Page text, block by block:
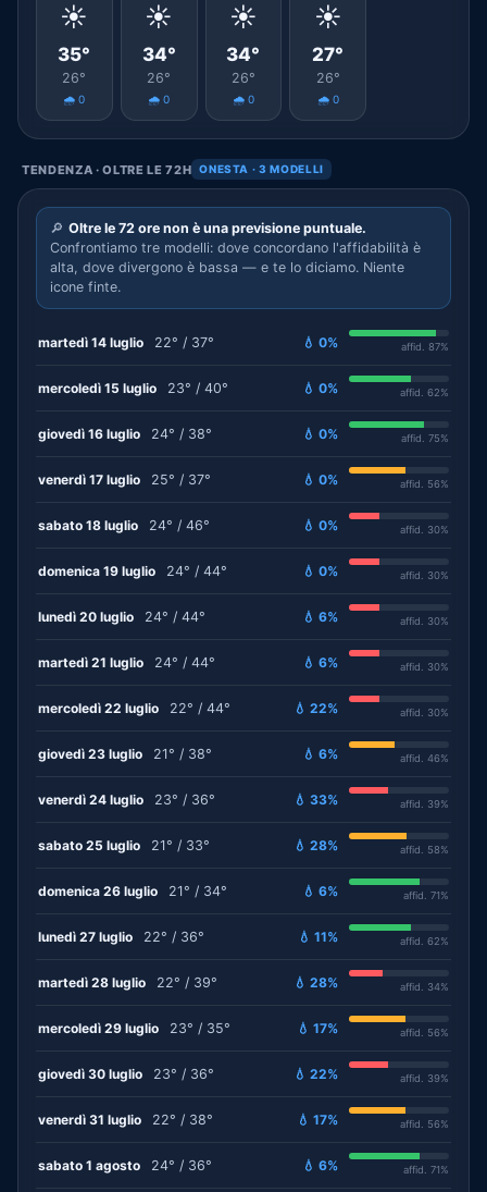
☀️
35°
26°
🌧️ 0
☀️
34°
26°
🌧️ 0
☀️
34°
26°
🌧️ 0
☀️
27°
26°
🌧️ 0
TENDENZA · OLTRE LE 72H ONESTA · 3 MODELLI
🔎 Oltre le 72 ore non è una previsione puntuale.
Confrontiamo tre modelli: dove concordano l'affidabilità è
alta, dove divergono è bassa — e te lo diciamo. Niente
icone finte.
martedì 14 luglio 22° / 37° 💧 0% affid. 87%
mercoledì 15 luglio 23° / 40° 💧 0% affid. 62%
giovedì 16 luglio 24° / 38° 💧 0% affid. 75%
venerdì 17 luglio 25° / 37° 💧 0% affid. 56%
sabato 18 luglio 24° / 46° 💧 0% affid. 30%
domenica 19 luglio 24° / 44° 💧 0% affid. 30%
lunedì 20 luglio 24° / 44° 💧 6% affid. 30%
martedì 21 luglio 24° / 44° 💧 6% affid. 30%
mercoledì 22 luglio 22° / 44° 💧 22% affid. 30%
giovedì 23 luglio 21° / 38° 💧 6% affid. 46%
venerdì 24 luglio 23° / 36° 💧 33% affid. 39%
sabato 25 luglio 21° / 33° 💧 28% affid. 58%
domenica 26 luglio 21° / 34° 💧 6% affid. 71%
lunedì 27 luglio 22° / 36° 💧 11% affid. 62%
martedì 28 luglio 22° / 39° 💧 28% affid. 34%
mercoledì 29 luglio 23° / 35° 💧 17% affid. 56%
giovedì 30 luglio 23° / 36° 💧 22% affid. 39%
venerdì 31 luglio 22° / 38° 💧 17% affid. 56%
sabato 1 agosto 24° / 36° 💧 6% affid. 71%